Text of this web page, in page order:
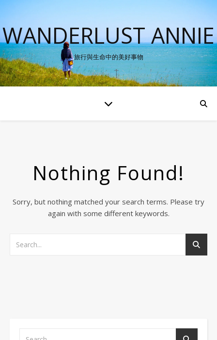
WANDERLUST ANNIE
旅行與生命中的美好事物
Nothing Found!
Sorry, but nothing matched your search terms. Please try
again with some different keywords.